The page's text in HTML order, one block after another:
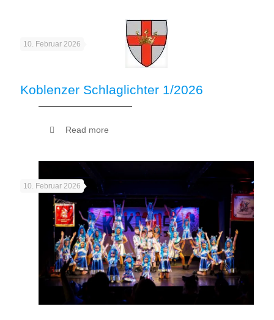
10. Februar 2026
Koblenzer Schlaglichter 1/2026
Read more
10. Februar 2026